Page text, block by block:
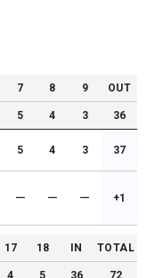
7 8 9 OUT
5 4 3 36
5 4 3 37
ー ー ー +1
17 18 IN TOTAL